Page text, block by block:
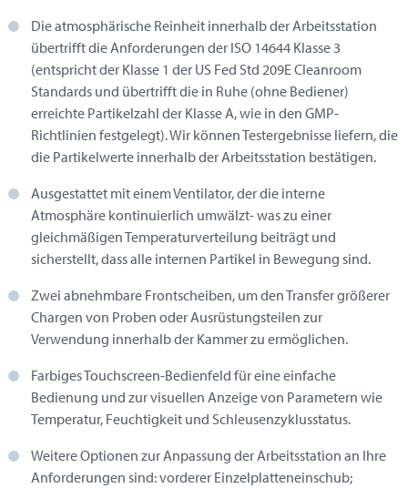
Die atmosphärische Reinheit innerhalb der Arbeitsstation
übertrifft die Anforderungen der ISO 14644 Klasse 3
(entspricht der Klasse 1 der US Fed Std 209E Cleanroom
Standards und übertrifft die in Ruhe (ohne Bediener)
erreichte Partikelzahl der Klasse A, wie in den GMP-
Richtlinien festgelegt). Wir können Testergebnisse liefern, die
die Partikelwerte innerhalb der Arbeitsstation bestätigen.
Ausgestattet mit einem Ventilator, der die interne
Atmosphäre kontinuierlich umwälzt- was zu einer
gleichmäßigen Temperaturverteilung beiträgt und
sicherstellt, dass alle internen Partikel in Bewegung sind.
Zwei abnehmbare Frontscheiben, um den Transfer größerer
Chargen von Proben oder Ausrüstungsteilen zur
Verwendung innerhalb der Kammer zu ermöglichen.
Farbiges Touchscreen-Bedienfeld für eine einfache
Bedienung und zur visuellen Anzeige von Parametern wie
Temperatur, Feuchtigkeit und Schleusenzyklusstatus.
Weitere Optionen zur Anpassung der Arbeitsstation an Ihre
Anforderungen sind: vorderer Einzelplatteneinschub;